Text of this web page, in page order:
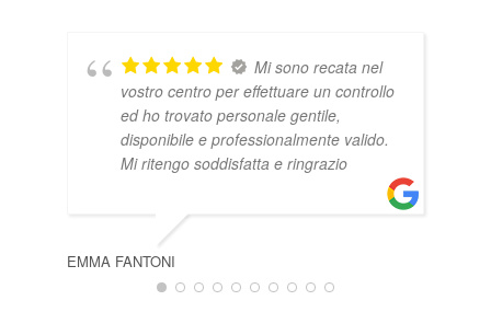
Mi sono recata nel
vostro centro per effettuare un controllo
ed ho trovato personale gentile,
disponibile e professionalmente valido.
Mi ritengo soddisfatta e ringrazio
EMMA FANTONI